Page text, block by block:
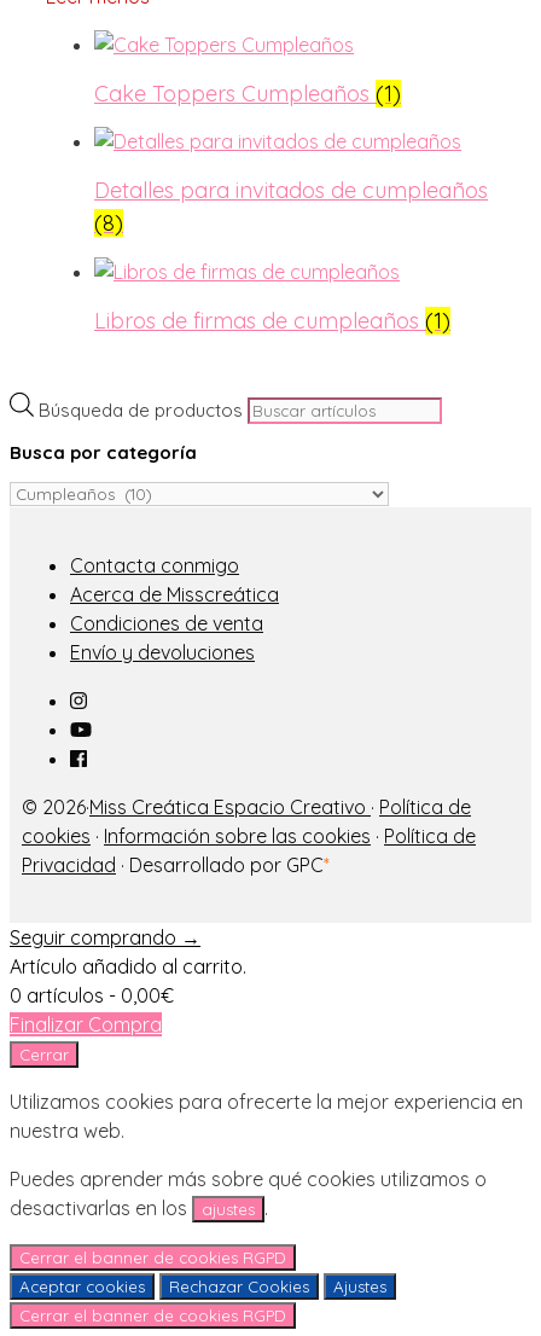
Cake Toppers Cumpleaños (1)
Detalles para invitados de cumpleaños
(8)
Libros de firmas de cumpleaños (1)
Búsqueda de productos
Busca por categoría
Contacta conmigo
Acerca de Misscreática
Condiciones de venta
Envío y devoluciones
© 2026·Miss Creática Espacio Creativo · Política de
cookies · Información sobre las cookies · Política de
Privacidad · Desarrollado por GPC*
Seguir comprando →
Artículo añadido al carrito.
0 artículos - 0,00€
Finalizar Compra
Cerrar
Utilizamos cookies para ofrecerte la mejor experiencia en
nuestra web.
Puedes aprender más sobre qué cookies utilizamos o
desactivarlas en los
ajustes .
Cerrar el banner de cookies RGPD
Aceptar cookies
Rechazar Cookies
Ajustes
Cerrar el banner de cookies RGPD